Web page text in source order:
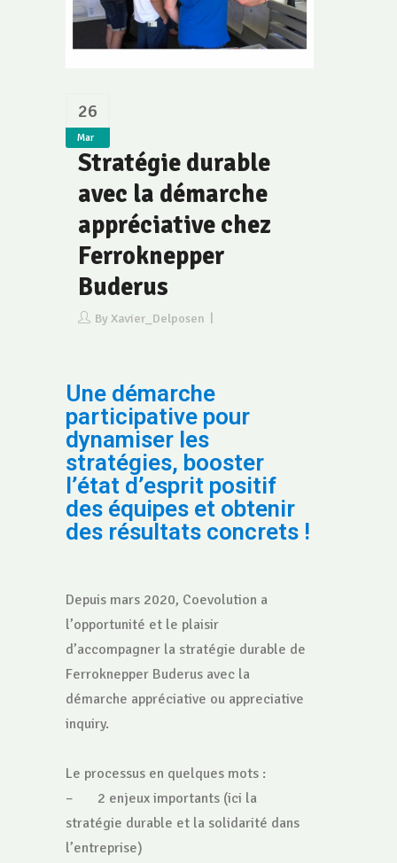
26
Mar
Stratégie durable
avec la démarche
appréciative chez
Ferroknepper
Buderus
By Xavier_Delposen
Une démarche
participative pour
dynamiser les
stratégies, booster
l’état d’esprit positif
des équipes et obtenir
des résultats concrets !
Depuis mars 2020, Coevolution a
l’opportunité et le plaisir
d’accompagner la stratégie durable de
Ferroknepper Buderus avec la
démarche appréciative ou appreciative
inquiry.
Le processus en quelques mots :
– 2 enjeux importants (ici la
stratégie durable et la solidarité dans
l’entreprise)